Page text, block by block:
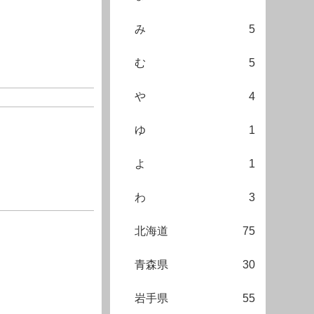
み 5
む 5
や 4
ゆ 1
よ 1
わ 3
北海道 75
青森県 30
岩手県 55